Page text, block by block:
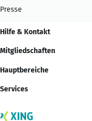
Presse
Hilfe & Kontakt
Mitgliedschaften
Hauptbereiche
Services